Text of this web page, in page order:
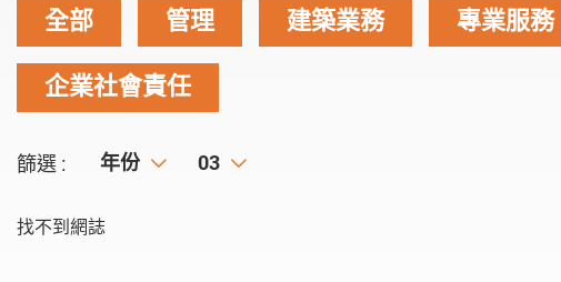
全部 管理 建築業務 專業服務
企業社會責任
篩選 : 年份
年份 月份
03
找不到網誌